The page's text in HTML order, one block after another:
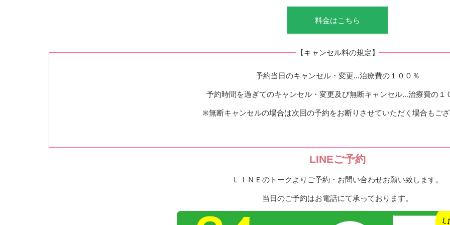
料金はこちら
【キャンセル料の規定】
予約当日のキャンセル・変更…治療費の１００％
予約時間を過ぎてのキャンセル・変更及び無断キャンセル…治療費の１
※無断キャンセルの場合は次回の予約をお断りさせていただく場合もご
LINEご予約
ＬＩＮＥのトークよりご予約・お問い合わせお願い致します。
当日のご予約はお電話にて承っております。